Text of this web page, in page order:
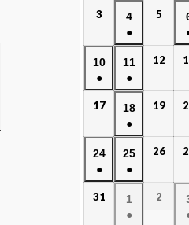
3
4
●
5
10
●
11
●
12
17
18
●
19
24
●
25
●
26
31
1
●
2